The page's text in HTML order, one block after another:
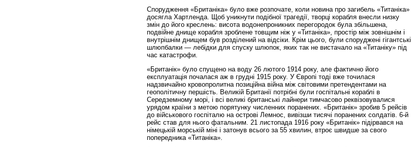
Спорудження «Британіка» було вже розпочате, коли новина про загибель «Титаніка»
досягла Хартленда. Щоб уникнути подібної трагедії, творці корабля внесли низку
змін до його креслень: висота водонепроникних перегородок була збільшена,
подвійне днище корабля зроблене товщим ніж у «Титаніка», простір між зов­нішнім і
внутрішнім днищем був розділений на відсіки. Крім цього, були споруджені гігантські
шлюпбалки — лебідки для спуску шлюпок, яких так не вистачало на «Титаніку» під
час катастрофи.
«Британік» було спущено на воду 26 лютого 1914 року, але фактично його
експлуатація почалася аж в грудні 1915 року. У Європі тоді вже точилася
надзвичайно кровопролитна позиційна війна між світовими претендентами на
геополітичну першість. Великій Британії потрібні були госпітальні кораблі в
Середземному морі, і всі великі британські лайнери тимчасово реквізовувалися
урядом країни з метою порятунку численних поранених. «Британік» зробив 5 рейсів
до військового госпіталю на острові Лемнос, вивізши тисячі поранених солдатів. 6-й
рейс став для нього фатальним. 21 листопада 1916 року «Британік» підірвався на
німецькій морській міні і затонув всього за 55 хвилин, втроє швидше за свого
попередника «Титаніка».